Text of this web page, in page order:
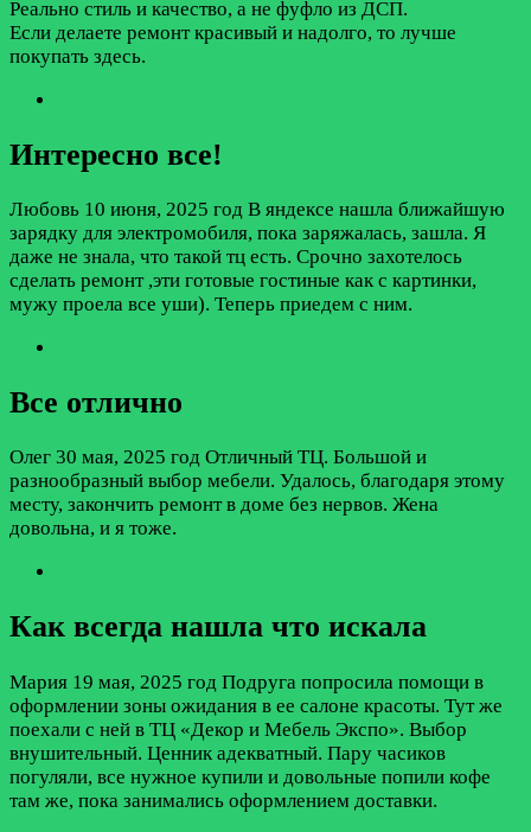
Реально стиль и качество, а не фуфло из ДСП.
Если делаете ремонт красивый и надолго, то лучше
покупать здесь.
Интересно все!
Любовь 10 июня, 2025 год В яндексе нашла ближайшую
зарядку для электромобиля, пока заряжалась, зашла. Я
даже не знала, что такой тц есть. Срочно захотелось
сделать ремонт ,эти готовые гостиные как с картинки,
мужу проела все уши). Теперь приедем с ним.
Все отлично
Олег 30 мая, 2025 год Отличный ТЦ. Большой и
разнообразный выбор мебели. Удалось, благодаря этому
месту, закончить ремонт в доме без нервов. Жена
довольна, и я тоже.
Как всегда нашла что искала
Мария 19 мая, 2025 год Подруга попросила помощи в
оформлении зоны ожидания в ее салоне красоты. Тут же
поехали с ней в ТЦ «Декор и Мебель Экспо». Выбор
внушительный. Ценник адекватный. Пару часиков
погуляли, все нужное купили и довольные попили кофе
там же, пока занимались оформлением доставки.